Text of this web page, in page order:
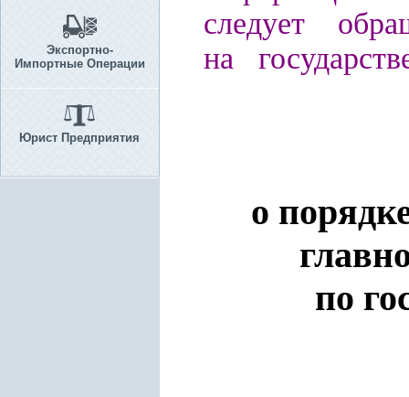
Экспортно-
Импортные Операции
Юрист Предприятия
следует
на
о
по